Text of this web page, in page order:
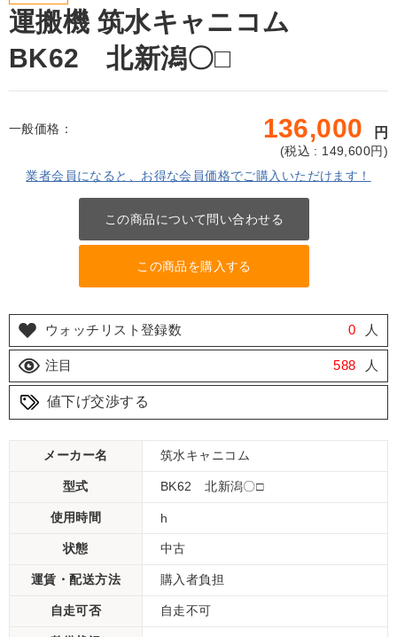
運搬機 筑水キャニコム
BK62 北新潟〇□
一般価格： 136,000 円
(税込 : 149,600円)
業者会員になると、お得な会員価格でご購入いただけます！
この商品について問い合わせる
この商品を購入する
ウォッチリスト登録数 0 人
注目 588 人
値下げ交渉する
メーカー名 筑水キャニコム
型式 BK62 北新潟〇□
使用時間 h
状態 中古
運賃・配送方法 購入者負担
自走可否 自走不可